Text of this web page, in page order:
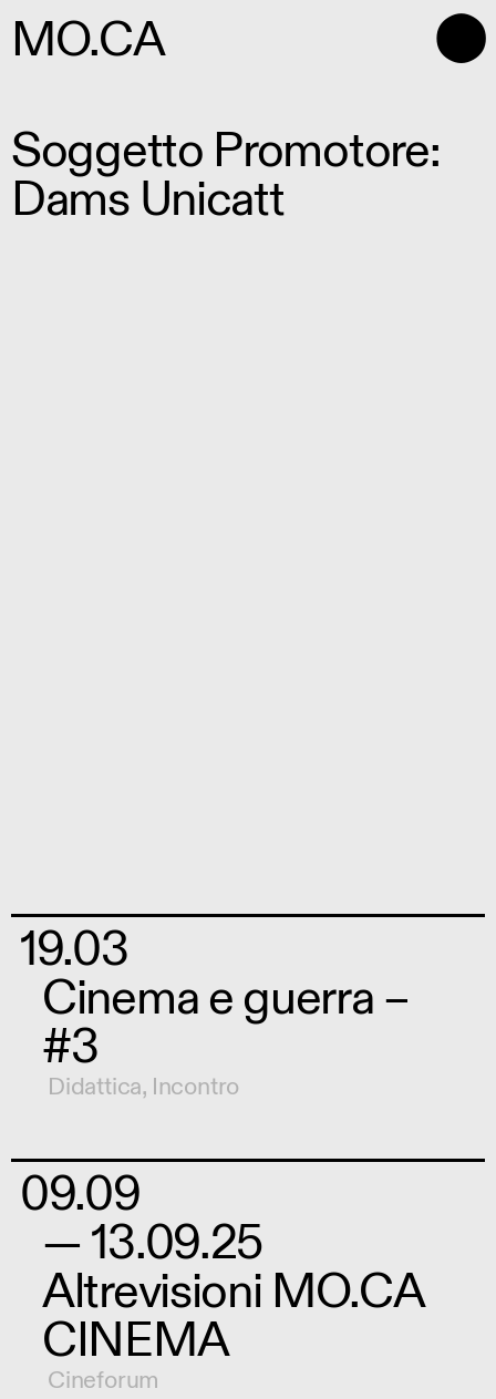
MO.CA
⬤
Soggetto Promotore:
Dams Unicatt
19.03
Cinema e guerra –
#3
Didattica, Incontro
09.09
— 13.09.25
Altrevisioni MO.CA
CINEMA
Cineforum